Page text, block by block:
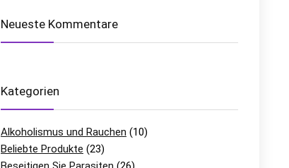
Neueste Kommentare
Kategorien
Alkoholismus und Rauchen (10)
Beliebte Produkte (23)